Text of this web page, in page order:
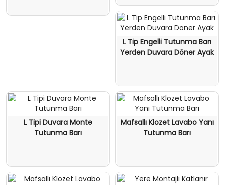
L Tip Engelli Tutunma Barı
Yerden Duvara Döner Ayak
L Tipi Duvara Monte
Tutunma Barı
Mafsallı Klozet Lavabo Yanı
Tutunma Barı